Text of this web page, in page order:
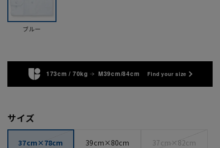
ブルー
173cm / 70kg M39cm/84cm Find your size
サイズ
37cm×78cm 39cm×80cm 37cm×82cm